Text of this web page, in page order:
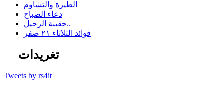
الطيرة والتشاوم
دعاء الصباح
حقيبة الرحيل..
فوائد الثلاثاء ٢١ صفر
تغريدات
Tweets by rs4it